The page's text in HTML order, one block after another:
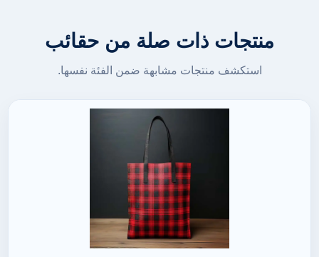
منتجات ذات صلة من حقائب
استكشف منتجات مشابهة ضمن الفئة نفسها.